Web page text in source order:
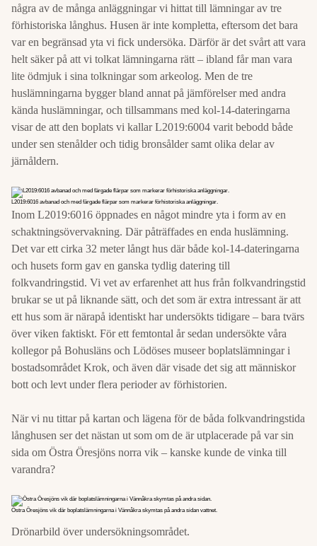
några av de många anläggningar vi hittat till lämningar av tre
förhistoriska långhus. Husen är inte kompletta, eftersom det bara
var en begränsad yta vi fick undersöka. Därför är det svårt att vara
helt säker på att vi tolkat lämningarna rätt – ibland får man vara
lite ödmjuk i sina tolkningar som arkeolog. Men de tre
huslämningarna bygger bland annat på jämförelser med andra
kända huslämningar, och tillsammans med kol-14-dateringarna
visar de att den boplats vi kallar L2019:6004 varit bebodd både
under sen stenålder och tidig bronsålder samt olika delar av
järnåldern.
L2019:6016 avbanad och med färgade flärpar som markerar förhistoriska anläggningar.
Inom L2019:6016 öppnades en något mindre yta i form av en
schaktningsövervakning. Där påträffades en enda huslämning.
Det var ett cirka 32 meter långt hus där både kol-14-dateringarna
och husets form gav en ganska tydlig datering till
folkvandringstid. Vi vet av erfarenhet att hus från folkvandringstid
brukar se ut på liknande sätt, och det som är extra intressant är att
ett hus som är närapå identiskt har undersökts tidigare – bara tvärs
över viken faktiskt. För ett femtontal år sedan undersökte våra
kollegor på Bohusläns och Lödöses museer boplatslämningar i
bostadsområdet Krok, och även där visade det sig att människor
bott och levt under flera perioder av förhistorien.
När vi nu tittar på kartan och lägena för de båda folkvandringstida
långhusen ser det nästan ut som om de är utplacerade på var sin
sida om Östra Öresjöns norra vik – kanske kunde de vinka till
varandra?
Östra Öresjöns vik där boplatslämningarna i Vännåkra skymtas på andra sidan vattnet.
Drönarbild över undersökningsområdet.